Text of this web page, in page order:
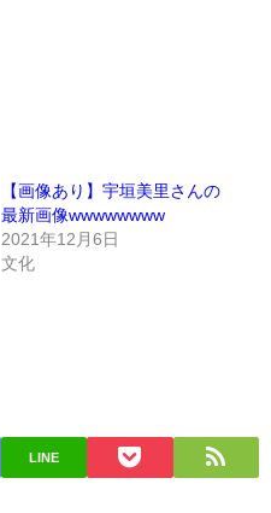
【画像あり】宇垣美里さんの
最新画像wwwwwwww
2021年12月6日
文化
LINE